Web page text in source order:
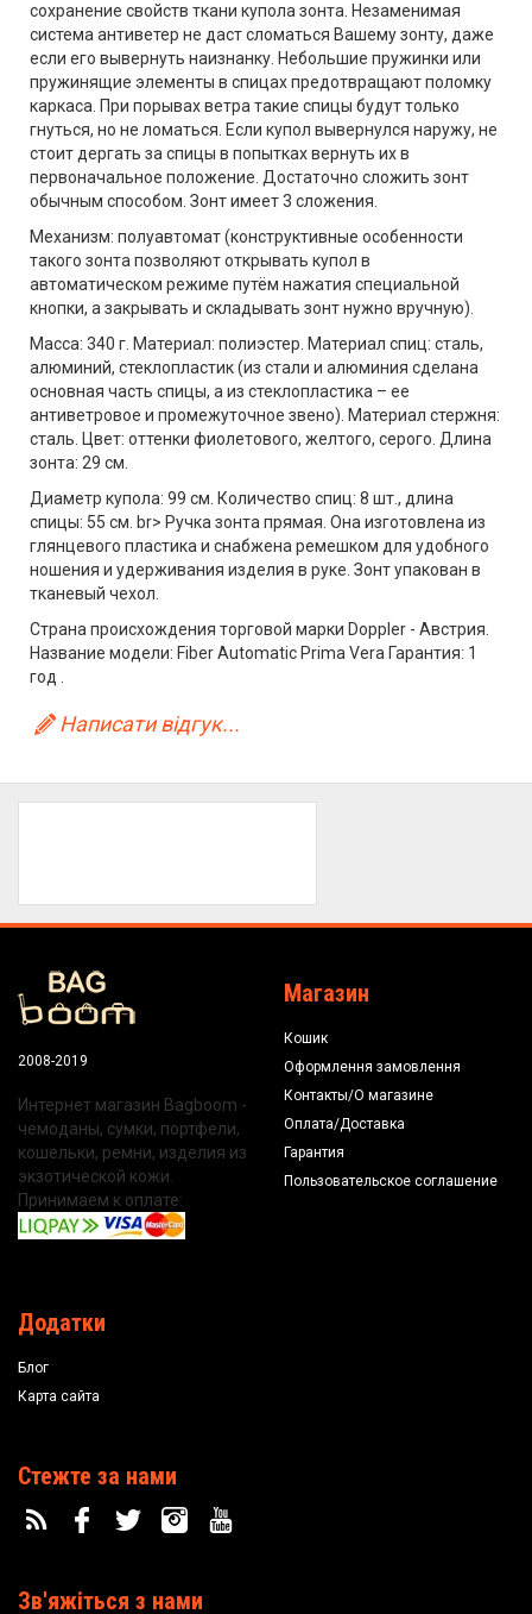
сохранение свойств ткани купола зонта. Незаменимая
система антиветер не даст сломаться Вашему зонту, даже
если его вывернуть наизнанку. Небольшие пружинки или
пружинящие элементы в спицах предотвращают поломку
каркаса. При порывах ветра такие спицы будут только
гнуться, но не ломаться. Если купол вывернулся наружу, не
стоит дергать за спицы в попытках вернуть их в
первоначальное положение. Достаточно сложить зонт
обычным способом. Зонт имеет 3 сложения.
Механизм: полуавтомат (конструктивные особенности
такого зонта позволяют открывать купол в
автоматическом режиме путём нажатия специальной
кнопки, а закрывать и складывать зонт нужно вручную).
Масса: 340 г. Материал: полиэстер. Материал спиц: сталь,
алюминий, стеклопластик (из стали и алюминия сделана
основная часть спицы, а из стеклопластика – ее
антиветровое и промежуточное звено). Материал стержня:
сталь. Цвет: оттенки фиолетового, желтого, серого. Длина
зонта: 29 см.
Диаметр купола: 99 см. Количество спиц: 8 шт., длина
спицы: 55 см. br> Ручка зонта прямая. Она изготовлена из
глянцевого пластика и снабжена ремешком для удобного
ношения и удерживания изделия в руке. Зонт упакован в
тканевый чехол.
Страна происхождения торговой марки Doppler - Австрия.
Название модели: Fiber Automatic Prima Vera Гарантия: 1
год .
Написати відгук...
2008-2019
Интернет магазин Bagboom -
чемоданы, сумки, портфели,
кошельки, ремни, изделия из
экзотической кожи.
Принимаем к оплате:
Магазин
Кошик
Оформлення замовлення
Контакты/О магазине
Оплата/Доставка
Гарантия
Пользовательское соглашение
Додатки
Блог
Карта сайта
Стежте за нами
Зв'яжіться з нами